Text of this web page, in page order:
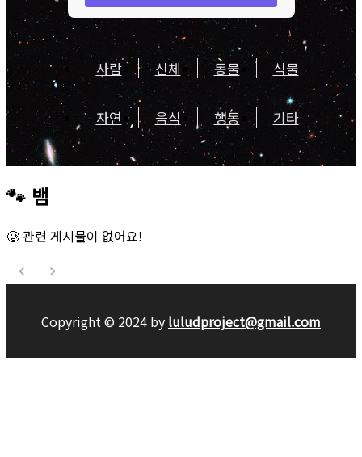
사람 신체 동물 식물
자연 음식 행동 기타
🐾 뱀
🥲 관련 게시물이 없어요!
Copyright © 2024 by luludproject@gmail.com